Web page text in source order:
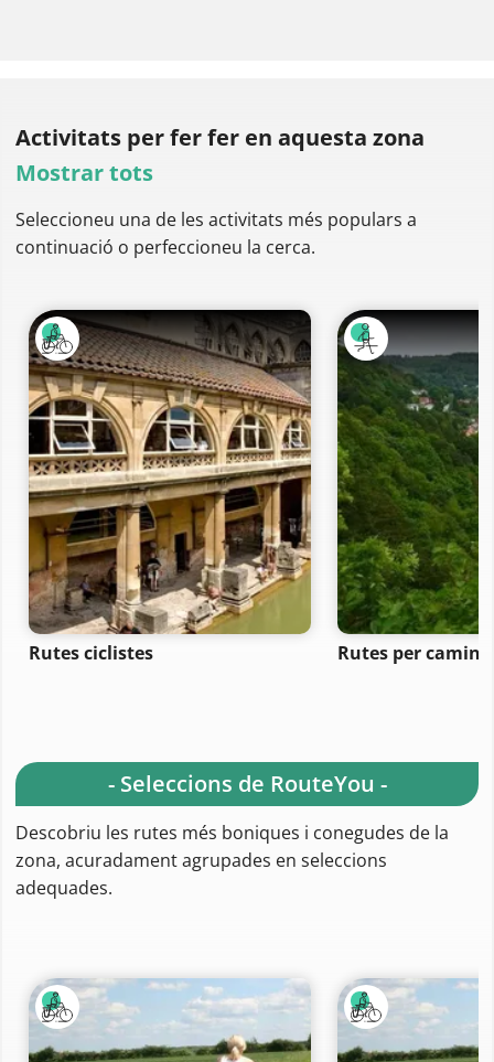
Activitats per ferfer en aquesta zona
Mostrar tots
Seleccioneu una de les activitats més populars a
continuació o perfeccioneu la cerca.
Rutes ciclistes Rutes per
- Seleccions de RouteYou -
Descobriu les rutes més boniques i conegudes de la
zona, acuradament agrupades en seleccions
adequades.